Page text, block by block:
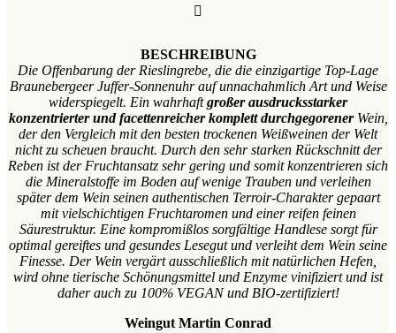
BESCHREIBUNG
Die Offenbarung der Rieslingrebe, die die einzigartige Top-Lage
Braunebergeer Juffer-Sonnenuhr auf unnachahmlich Art und Weise
widerspiegelt. Ein wahrhaftgroßer ausdrucksstarker
konzentrierter und facettenreicher komplett durchgegorenerWein,
der den Vergleich mit den besten trockenen Weißweinen der Welt
nicht zu scheuen braucht. Durch den sehr starken Rückschnitt der
Reben ist der Fruchtansatz sehr gering und somit konzentrieren sich
die Mineralstoffe im Boden auf wenige Trauben und verleihen
später dem Wein seinen authentischen Terroir-Charakter gepaart
mit vielschichtigen Fruchtaromen und einer reifen feinen
Säurestruktur. Eine kompromißlos sorgfältige Handlese sorgt für
optimal gereiftes und gesundes Lesegut und verleiht dem Wein seine
Finesse. Der Wein vergärt ausschließlich mit natürlichen Hefen,
wird ohne tierische Schönungsmittel und Enzyme vinifiziert und ist
daher auch zu 100% VEGAN und BIO-zertifiziert!
Weingut Martin Conrad